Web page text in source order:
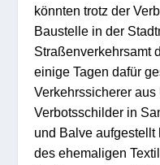
könnten trotz der
Baustelle in der
Straßenverkehrsamt
einige Tagen dafür
Verkehrssicherer
Verbotsschilder in
und Balve
des ehemaligen